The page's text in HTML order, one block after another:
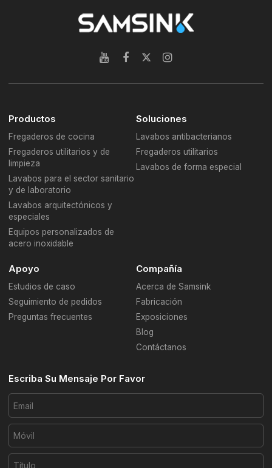
Productos
Fregaderos de cocina
Fregaderos utilitarios y de
limpieza
Lavabos para el sector sanitario
y de laboratorio
Lavabos arquitectónicos y
especiales
Equipos personalizados de
acero inoxidable
Soluciones
Lavabos antibacterianos
Fregaderos utilitarios
Lavabos de forma especial
Apoyo
Estudios de caso
Seguimiento de pedidos
Preguntas frecuentes
Compañía
Acerca de Samsink
Fabricación
Exposiciones
Blog
Contáctanos
Escriba Su Mensaje Por Favor